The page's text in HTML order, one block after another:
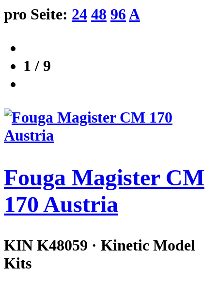
pro Seite: 24 48 96A
1 / 9
Fouga Magister CM
170 Austria
KIN K48059 · Kinetic Model
Kits